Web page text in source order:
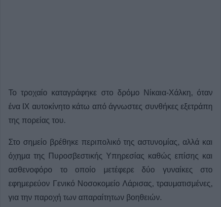
Το τροχαίο καταγράφηκε στο δρόμο Νίκαια-Χάλκη, όταν
ένα ΙΧ αυτοκίνητο κάτω από άγνωστες συνθήκες εξετράπη
της πορείας του.
Στο σημείο βρέθηκε περιπολικό της αστυνομίας, αλλά και
όχημα της Πυροσβεστικής Υπηρεσίας καθώς επίσης και
ασθενοφόρο το οποίο μετέφερε δύο γυναίκες στο
εφημερεύον Γενικό Νοσοκομείο Λάρισας, τραυματισμένες,
για την παροχή των απαραίτητων βοηθειών.